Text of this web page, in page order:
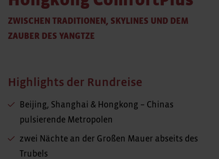
ZWISCHEN TRADITIONEN, SKYLINES UND DEM
ZAUBER DES YANGTZE
Highlights der Rundreise
Beijing, Shanghai & Hongkong – Chinas
pulsierende Metropolen
zwei Nächte an der Großen Mauer abseits des
Trubels